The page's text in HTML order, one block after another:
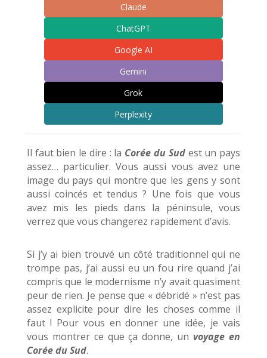
Claude
ChatGPT
Google AI
Gemini
Grok
Perplexity
Il faut bien le dire : la Corée du Sudest un pays
assez… particulier. Vous aussi vous avez une
image du pays qui montre que les gens y sont
aussi coincés et tendus ? Une fois que vous
avez mis les pieds dans la péninsule, vous
verrez que vous changerez rapidement d’avis.
Si j’y ai bien trouvé un côté traditionnel qui ne
trompe pas, j’ai aussi eu un fou rire quand j’ai
compris que le modernisme n’y avait quasiment
peur de rien. Je pense que « débridé » n’est pas
assez explicite pour dire les choses comme il
faut ! Pour vous en donner une idée, je vais
vous montrer ce que ça donne, un voyage en
Corée du Sud.